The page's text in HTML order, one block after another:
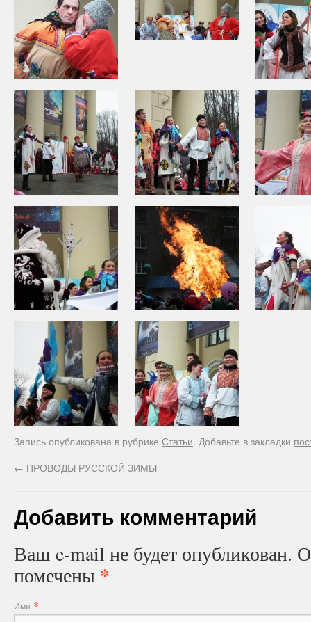
Запись опубликована в рубрике Статьи. Добавьте в закладки
← ПРОВОДЫ РУССКОЙ ЗИМЫ
Добавить комментарий
Ваш e-mail не будет опубликован.
помечены *
Имя *